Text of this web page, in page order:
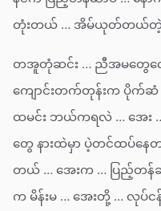
တုံးတယ် … အိမ်ယုတ်တယ်
တအူတုံဆင်း … ညီအမတွေလ
ကျောင်းတက်တုန်းက ပိုက်
ထမင်း ဘယ်ကရလဲ … အေး
တွေ နားထဲမှာ ပဲ့တင်ထပ်န
တယ် … အေးက … ပြည့်တန်ဆ
က မိန်းမ … အေးတို့ … လုပ်င